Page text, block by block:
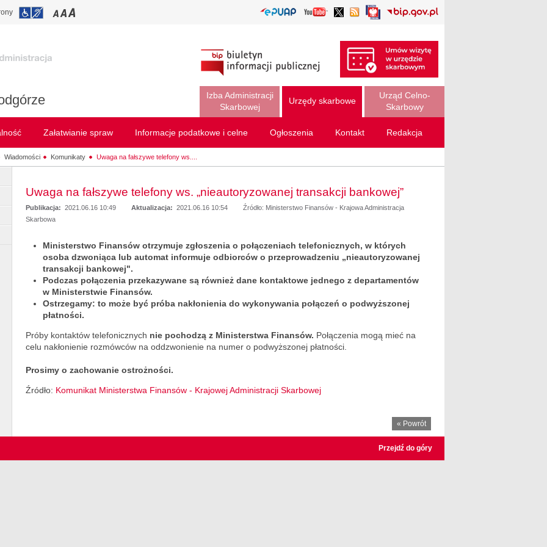
Izba Administracji
Skarbowej
Urzędy skarbowe
Urząd Celno-
Skarbowy
Załatwianie spraw Informacje podatkowe i celne Ogłoszenia Kontakt Redakcja
Wiadomości Komunikaty Uwaga na fałszywe telefony ws....
Uwaga na fałszywe telefony ws. „nieautoryzowanej transakcji bankowej”
Publikacja: 2021.06.16 10:49 Aktualizacja: 2021.06.16 10:54
Źródło: Ministerstwo Finansów - Krajowa Administracja
Skarbowa
Ministerstwo Finansów otrzymuje zgłoszenia o połączeniach telefonicznych, w których
osoba dzwoniąca lub automat informuje odbiorców o przeprowadzeniu „nieautoryzowanej
transakcji bankowej".
Podczas połączenia przekazywane są również dane kontaktowe jednego z departamentów
w Ministerstwie Finansów.
Ostrzegamy: to może być próba nakłonienia do wykonywania połączeń o podwyższonej
płatności.
Próby kontaktów telefonicznych nie pochodzą z Ministerstwa Finansów. Połączenia mogą mieć na
celu nakłonienie rozmówców na oddzwonienie na numer o podwyższonej płatności.
Prosimy o zachowanie ostrożności.
Źródło: Komunikat Ministerstwa Finansów - Krajowej Administracji Skarbowej
« Powrót
Przejdź do góry